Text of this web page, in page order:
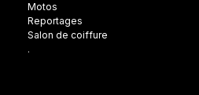
Motos
Reportages
Salon de coiffure
.